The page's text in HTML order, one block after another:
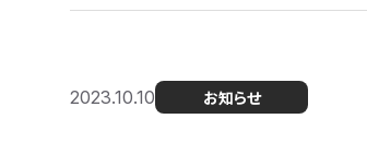
2023.10.10 お知らせ